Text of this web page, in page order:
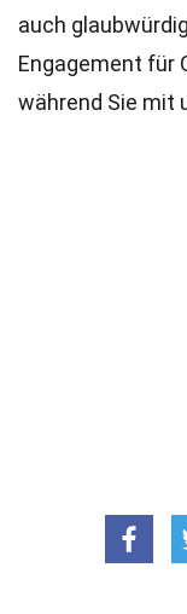
auch
Engagement für
während Sie mit